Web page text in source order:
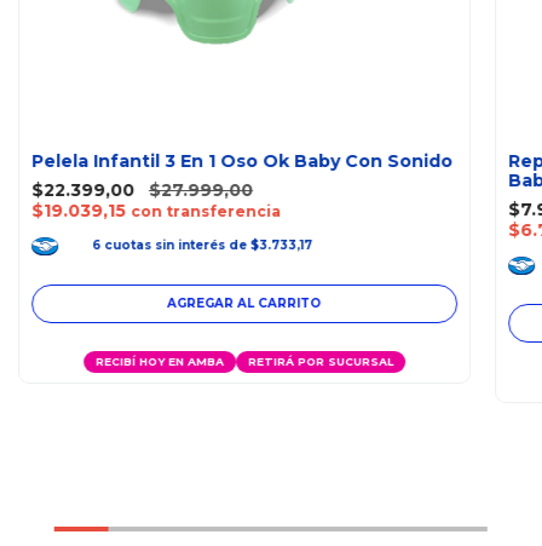
Pelela Infantil 3 En 1 Oso Ok Baby Con Sonido
$22.399,00
$27.999,00
$19.039,15 con transferencia
6 cuotas sin interés de $3.733,17
AGREGAR AL CARRITO
RECIBÍ HOY EN AMBA RETIRÁ POR SUCURSAL